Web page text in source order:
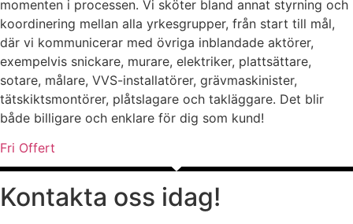
momenten i processen. Vi sköter bland annat styrning och
koordinering mellan alla yrkesgrupper, från start till mål,
där vi kommunicerar med övriga inblandade aktörer,
exempelvis snickare, murare, elektriker, plattsättare,
sotare, målare, VVS-installatörer, grävmaskinister,
tätskiktsmontörer, plåtslagare och takläggare. Det blir
både billigare och enklare för dig som kund!
Fri Offert
Kontakta oss idag!